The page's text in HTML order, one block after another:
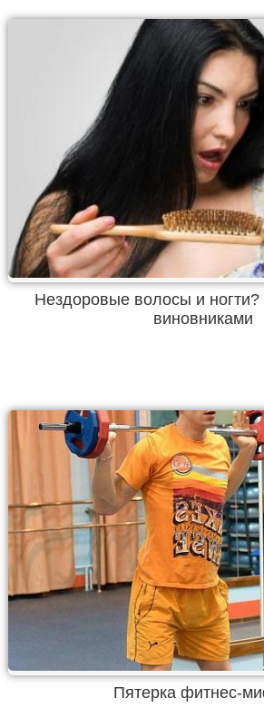
Нездоровые волосы и ногти?
виновниками
Пятерка фитнес-